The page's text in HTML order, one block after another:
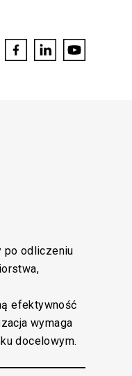
po odliczeniu
efektywność
wymaga
docelowym.